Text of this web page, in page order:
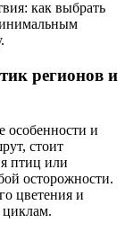
регионов и
особенности и
стоит
птиц или
осторожности.
цветения и